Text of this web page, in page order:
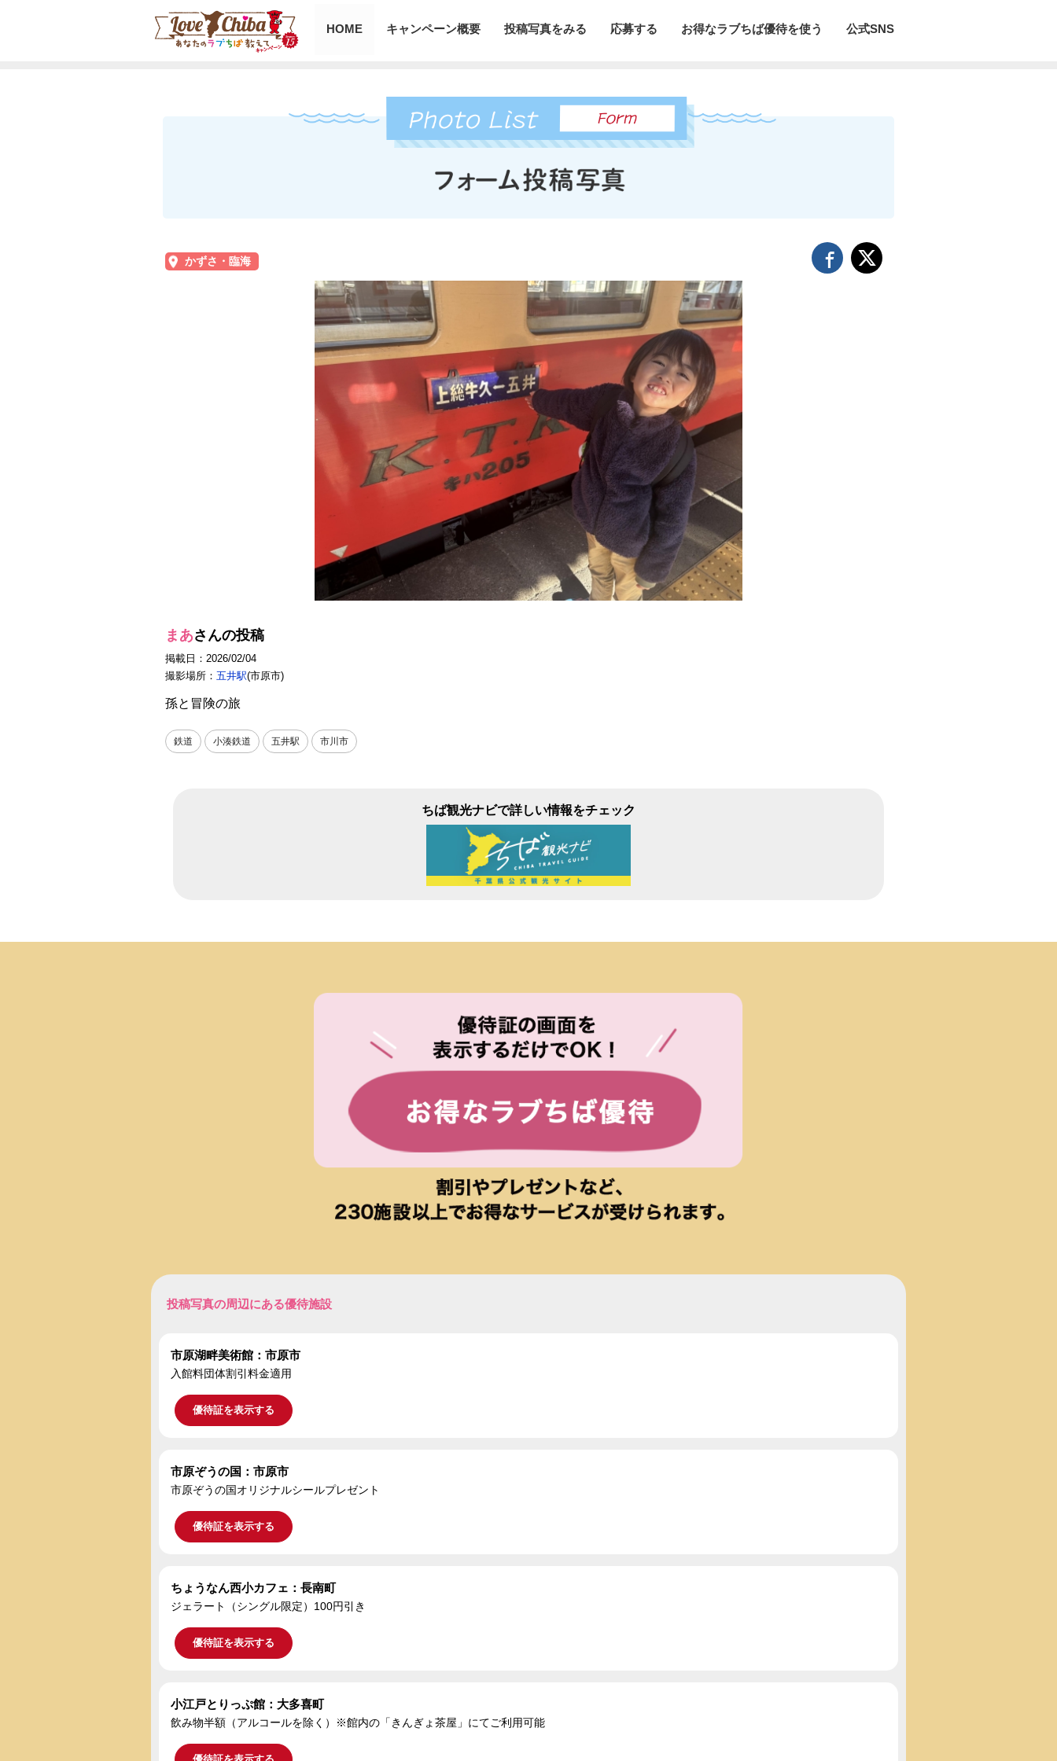
HOME キャンペーン概要 投稿写真をみる 応募する お得なラブちば優待を使う 公式SNS
かずさ・臨海
まあさんの投稿
掲載日：2026/02/04
撮影場所： 五井駅(市原市)
孫と冒険の旅
鉄道 小湊鉄道 五井駅 市川市
ちば観光ナビで詳しい情報をチェック
投稿写真の周辺にある優待施設
市原湖畔美術館：市原市
入館料団体割引料金適用
優待証を表示する
市原ぞうの国：市原市
市原ぞうの国オリジナルシールプレゼント
優待証を表示する
ちょうなん西小カフェ：長南町
ジェラート（シングル限定）100円引き
優待証を表示する
小江戸とりっぷ館：大多喜町
飲み物半額（アルコールを除く）※館内の「きんぎょ茶屋」にてご利用可能